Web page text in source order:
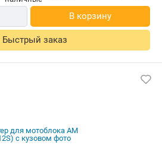
В корзину
Быстрый заказ